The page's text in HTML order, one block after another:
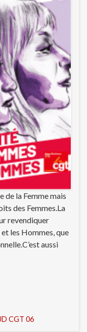
de la Femme mais
des Femmes.La
revendiquer
les Hommes, que
aussi
CGT 06